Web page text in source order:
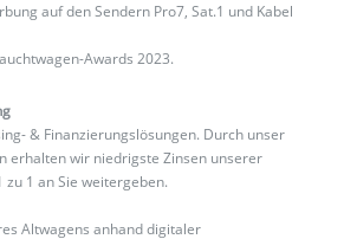
auf den Sendern Pro7, Sat.1 und Kabel
Awards 2023.
& Finanzierungslösungen. Durch unser
erhalten wir niedrigste Zinsen unserer
1 an Sie weitergeben.
Altwagens anhand digitaler